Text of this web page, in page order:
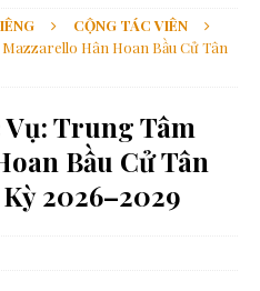
CỘNG TÁC VIÊN
Hân Hoan Bầu Cử Tân
Vụ: Trung Tâm
Bầu Cử Tân
2026–2029